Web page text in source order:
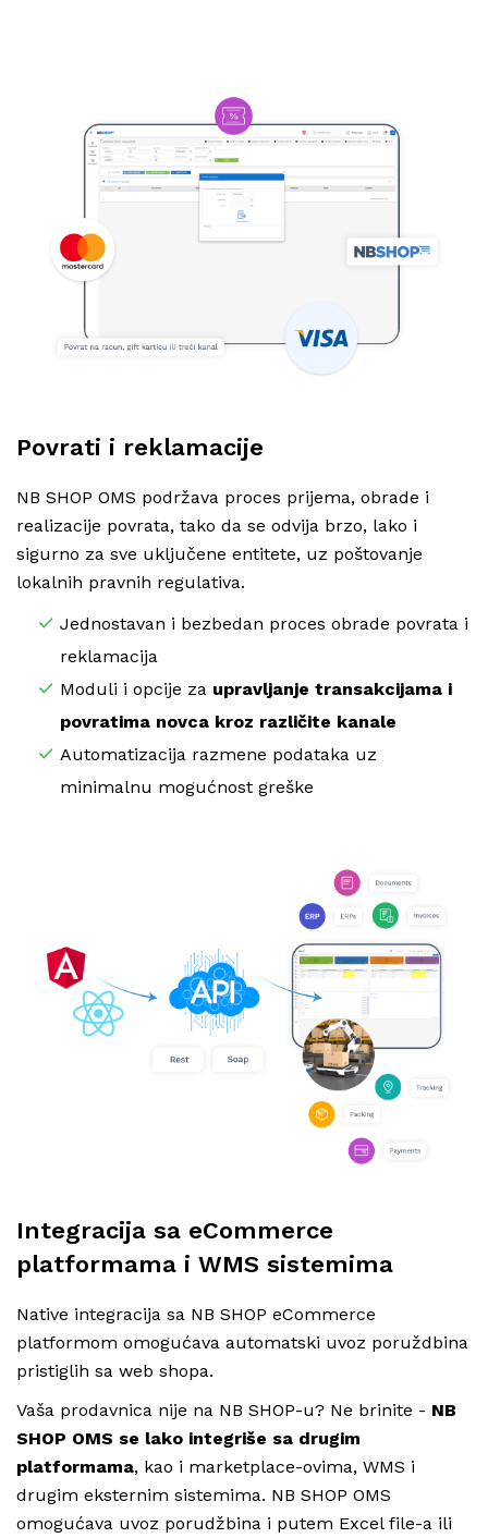
Povrati i reklamacije
NB SHOP OMS podržava proces prijema, obrade i
realizacije povrata, tako da se odvija brzo, lako i
sigurno za sve uključene entitete, uz poštovanje
lokalnih pravnih regulativa.
Jednostavan i bezbedan proces obrade povrata i
reklamacija
Moduli i opcije za upravljanje transakcijama i
povratima novca kroz različite kanale
Automatizacija razmene podataka uz
minimalnu mogućnost greške
Integracija sa eCommerce
platformama i WMS sistemima
Native integracija sa NB SHOP eCommerce
platformom omogućava automatski uvoz poruždbina
pristiglih sa web shopa.
Vaša prodavnica nije na NB SHOP-u? Ne brinite - NB
SHOP OMS se lako integriše sa drugim
platformama, kao i marketplace-ovima, WMS i
drugim eksternim sistemima. NB SHOP OMS
omogućava uvoz porudžbina i putem Excel file-a ili